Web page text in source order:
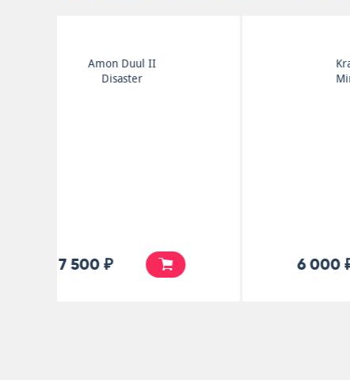
All Will Be Changed
30 000 ₽